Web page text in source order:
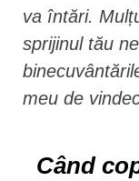
va întări.
sprijinul tău
meu de
Când